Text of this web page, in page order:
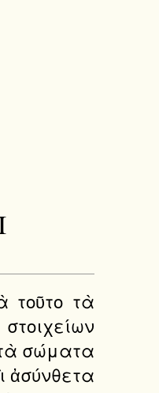
τοῦτο τὰ
σώματα
ἀσύνθετα